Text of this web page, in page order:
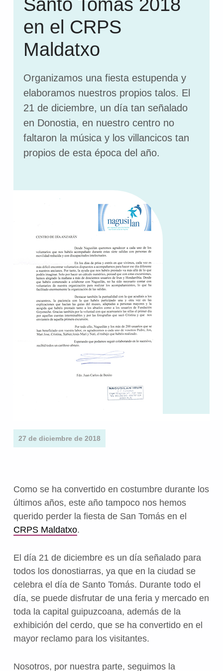
Santo Tomás 2018
en el CRPS
Maldatxo
Organizamos una fiesta estupenda y
elaboramos nuestros propios talos. El
21 de diciembre, un día tan señalado
en Donostia, en nuestro centro no
faltaron la música y los villancicos tan
propios de esta época del año.
27 de diciembre de 2018
Como se ha convertido en costumbre durante los
últimos años, este año tampoco nos hemos
querido perder la fiesta de San Tomás en el
CRPS Maldatxo.
El día 21 de diciembre es un día señalado para
todos los donostiarras, ya que en la ciudad se
celebra el día de Santo Tomás. Durante todo el
día, se puede disfrutar de una feria y mercado en
toda la capital guipuzcoana, además de la
exhibición del cerdo, que se ha convertido en el
mayor reclamo para los visitantes.
Nosotros, por nuestra parte, seguimos la